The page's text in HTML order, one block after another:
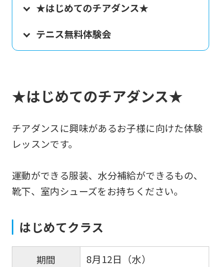
★はじめてのチアダンス★
テニス無料体験会
★はじめてのチアダンス★
チアダンスに興味があるお子様に向けた体験
レッスンです。
運動ができる服装、水分補給ができるもの、
靴下、室内シューズをお持ちください。
はじめてクラス
期間
8月12日（水）